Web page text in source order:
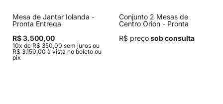
Mesa de Jantar Iolanda -
Pronta Entrega
R$ 3.500,00
10x de R$ 350,00 sem juros ou
R$ 3.150,00 à vista no boleto ou
pix
Conjunto 2 Mesas de
Centro Orion - Pronta
R$ preçosob consulta